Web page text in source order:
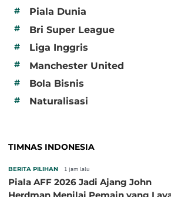
# Piala Dunia
# Bri Super League
# Liga Inggris
# Manchester United
# Bola Bisnis
# Naturalisasi
TIMNAS INDONESIA
BERITA PILIHAN 1 jam lalu
Piala AFF 2026 Jadi Ajang John